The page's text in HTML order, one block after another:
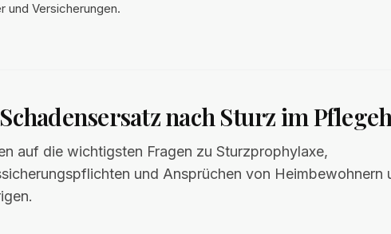
und Versicherungen.
nach Sturz im
auf die wichtigsten Fragen zu Sturzprophylaxe,
und Ansprüchen von Heimbewohnern